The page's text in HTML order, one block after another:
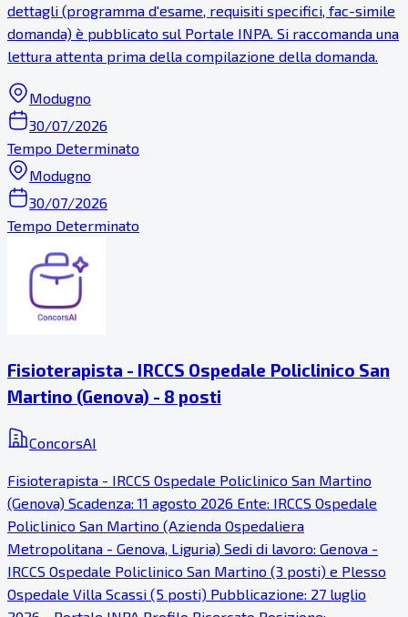
dettagli (programma d'esame, requisiti specifici, fac-simile
domanda) è pubblicato sul Portale INPA. Si raccomanda una
lettura attenta prima della compilazione della domanda.
Modugno
30/07/2026
Tempo Determinato
Modugno
30/07/2026
Tempo Determinato
Fisioterapista - IRCCS Ospedale Policlinico San
Martino (Genova) - 8 posti
ConcorsAI
Fisioterapista - IRCCS Ospedale Policlinico San Martino
(Genova) Scadenza: 11 agosto 2026 Ente: IRCCS Ospedale
Policlinico San Martino (Azienda Ospedaliera
Metropolitana - Genova, Liguria) Sedi di lavoro: Genova -
IRCCS Ospedale Policlinico San Martino (3 posti) e Plesso
Ospedale Villa Scassi (5 posti) Pubblicazione: 27 luglio